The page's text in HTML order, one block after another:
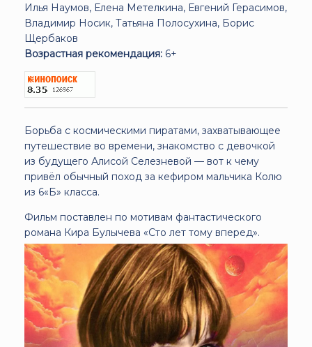
Илья Наумов, Елена Метелкина, Евгений Герасимов,
Владимир Носик, Татьяна Полосухина, Борис
Щербаков
Возрастная рекомендация: 6+
Борьба с космическими пиратами, захватывающее
путешествие во времени, знакомство с девочкой
из будущего Алисой Селезневой — вот к чему
привёл обычный поход за кефиром мальчика Колю
из 6«Б» класса.
Фильм поставлен по мотивам фантастического
романа Кира Булычева «Сто лет тому вперед».